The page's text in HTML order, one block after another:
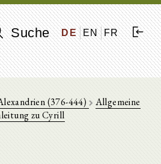
Suche DE EN FR
(376-444)
Allgemeine
zu Cyrill